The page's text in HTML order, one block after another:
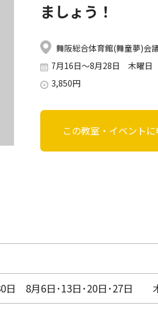
ましょう！
舞阪総合体育館(舞童夢)会
7月16日～8月28日 木曜
3,850円
この教室・イベント
日 8月6日･13日･20日･27日